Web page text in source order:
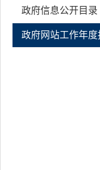
政府信息公开目录
政府网站工作年度